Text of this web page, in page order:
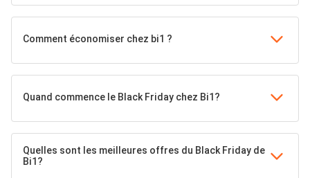
Comment économiser chez bi1 ?
Quand commence le Black Friday chez Bi1?
Quelles sont les meilleures offres du Black Friday de
Bi1?